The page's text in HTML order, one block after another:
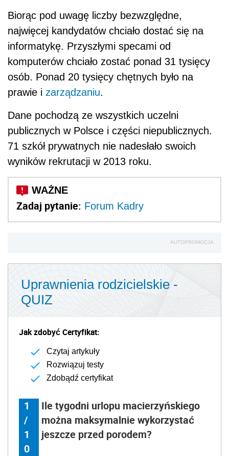
Biorąc pod uwagę liczby bezwzględne,
najwięcej kandydatów chciało dostać się na
informatykę. Przyszłymi specami od
komputerów chciało zostać ponad 31 tysięcy
osób. Ponad 20 tysięcy chętnych było na
prawie i zarządzaniu.
Dane pochodzą ze wszystkich uczelni
publicznych w Polsce i części niepublicznych.
71 szkół prywatnych nie nadesłało swoich
wyników rekrutacji w 2013 roku.
Zadaj pytanie: Forum Kadry
AUTOPROMOCJA
Uprawnienia rodzicielskie -
QUIZ
Jak zdobyć Certyfikat:
Czytaj artykuły
Rozwiązuj testy
Zdobądź certyfikat
1
/
1
0
Ile tygodni urlopu macierzyńskiego
można maksymalnie wykorzystać
jeszcze przed porodem?